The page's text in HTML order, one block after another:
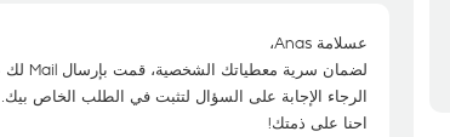
عسلامة Anas،
لضمان سرية معطياتك الشخصية، قمت بإرسال Mail لك على بريدك الالكتروني.
الرجاء الإجابة على السؤال لتثبت في الطلب الخاص بيك.
احنا على ذمتك!